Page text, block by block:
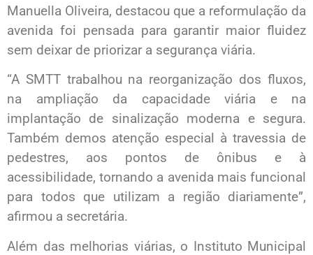
Manuella Oliveira, destacou que a reformulação da
avenida foi pensada para garantir maior fluidez
sem deixar de priorizar a segurança viária.
“A SMTT trabalhou na reorganização dos fluxos,
na ampliação da capacidade viária e na
implantação de sinalização moderna e segura.
Também demos atenção especial à travessia de
pedestres, aos pontos de ônibus e à
acessibilidade, tornando a avenida mais funcional
para todos que utilizam a região diariamente”,
afirmou a secretária.
Além das melhorias viárias, o Instituto Municipal